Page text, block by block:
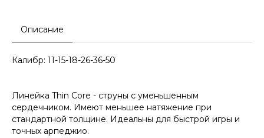
Описание
Калибр: 11-15-18-26-36-50
Линейка Thin Core - струны с уменьшенным
сердечником. Имеют меньшее натяжение при
стандартной толщине. Идеальны для быстрой игры и
точных арпеджио.